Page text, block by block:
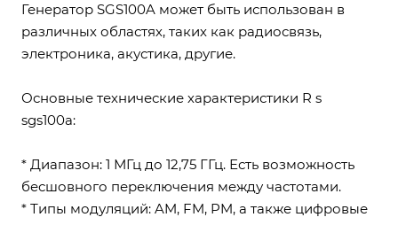
Генератор SGS100A может быть использован в
различных областях, таких как радиосвязь,
электроника, акустика, другие.
Основные технические характеристики R s
sgs100a:
* Диапазон: 1 МГц до 12,75 ГГц. Есть возможность
бесшовного переключения между частотами.
* Типы модуляций: AM, FM, PM, а также цифровые